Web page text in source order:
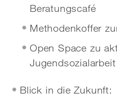
Beratungscafé
Methodenkoffer
Open Space zu
Jugendsozialarbeit
Blick in die Zukunft: